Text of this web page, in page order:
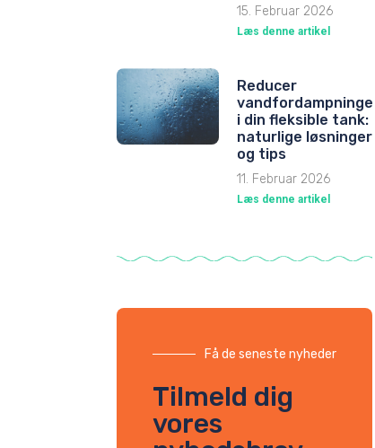
15. Februar 2026
Læs denne artikel
Reducer
vandfordampningen
i din fleksible tank:
naturlige løsninger
og tips
11. Februar 2026
Læs denne artikel
Få de seneste nyheder
Tilmeld dig
vores